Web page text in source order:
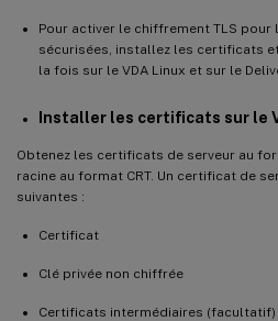
Pour activer le chiffrement TLS
sécurisées, installez les certificats
la fois sur le VDA Linux et sur le
Installer les certificats sur le
Obtenez les certificats de serveur au
racine au format CRT. Un certificat de
suivantes :
Certificat
Clé privée non chiffrée
Certificats intermédiaires (facultatif)